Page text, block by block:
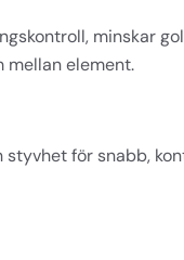
minskar
mellan element.
styvhet för snabb,